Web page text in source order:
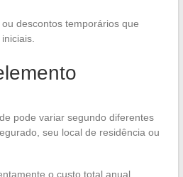
descontos temporários que
pode variar segundo diferentes
seu local de residência ou
o custo total anual,